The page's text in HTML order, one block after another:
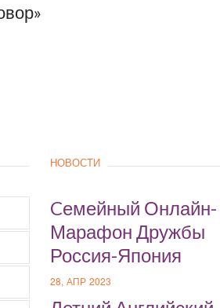
НОВОСТИ
Cемейный Онлайн-
Марафон Дружбы
Россия-Япония
28, АПР 2023